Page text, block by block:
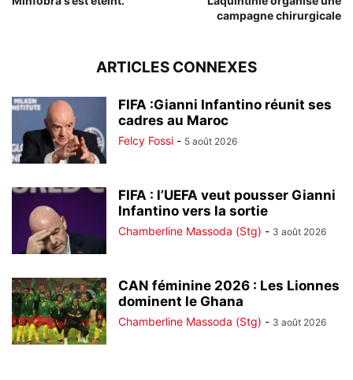
campagne chirurgicale
ARTICLES CONNEXES
FIFA :Gianni Infantino réunit ses
cadres au Maroc
Felcy Fossi - 5 août 2026
FIFA : l’UEFA veut pousser Gianni
Infantino vers la sortie
Chamberline Massoda (Stg) - 3 août 2026
CAN féminine 2026 : Les Lionnes
dominent le Ghana
Chamberline Massoda (Stg) - 3 août 2026